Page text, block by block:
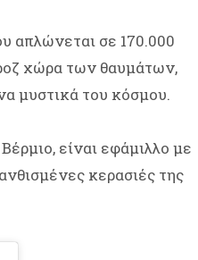
απλώνεται σε 170.000
χώρα των θαυμάτων,
μυστικά του κόσμου.
είναι εφάμιλλο με
κερασιές της